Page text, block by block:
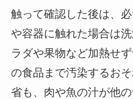
触って確認した後は、
や容器に触れた場合は
ラダや果物など加熱せ
の食品まで汚染するお
省も、肉や魚の汁が他